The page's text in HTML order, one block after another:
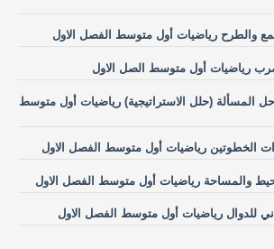
والطرح رياضيات أول متوسط الفصل الاول
رياضيات أول متوسط الصل الاول
المسألة (حلل الاستراتيجية) رياضيات أول متوسط
الخطوتين رياضيات أول متوسط الفصل الاول
والمساحة رياضيات أول متوسط الفصل الاول
للدوال رياضيات أول متوسط الفصل الاول